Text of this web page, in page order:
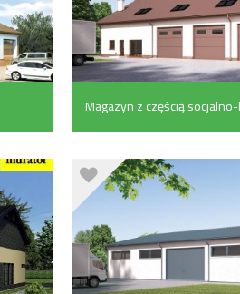
Magazyn z częścią
poddaszem gospodarczym
m²)